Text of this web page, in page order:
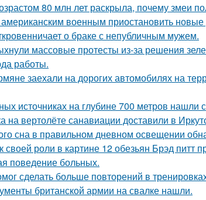
80 млн лет раскрыла, почему змеи
военным приостановить
о браке с непубличным мужем.
массовые протесты из-за решения
работы.
заехали на дорогих автомобилях на
источниках на глубине 700 метров нашли
на вертолёте санавиации доставили в
сна в правильном дневном освещении
своей роли в картине 12 обезьян Брэд питт
поведение больных.
сделать больше повторений в
британской армии на свалке нашли.